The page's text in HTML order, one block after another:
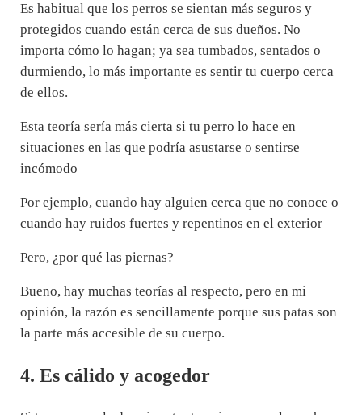
Es habitual que los perros se sientan más seguros y
protegidos cuando están cerca de sus dueños. No
importa cómo lo hagan; ya sea tumbados, sentados o
durmiendo, lo más importante es sentir tu cuerpo cerca
de ellos.
Esta teoría sería más cierta si tu perro lo hace en
situaciones en las que podría asustarse o sentirse
incómodo
Por ejemplo, cuando hay alguien cerca que no conoce o
cuando hay ruidos fuertes y repentinos en el exterior
Pero, ¿por qué las piernas?
Bueno, hay muchas teorías al respecto, pero en mi
opinión, la razón es sencillamente porque sus patas son
la parte más accesible de su cuerpo.
4. Es cálido y acogedor